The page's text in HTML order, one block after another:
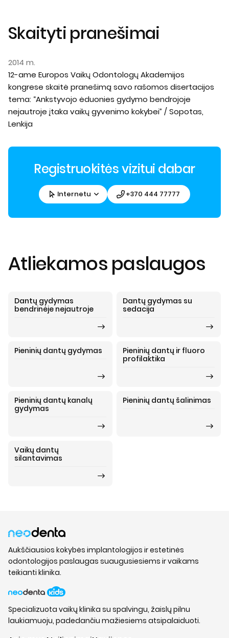
Skaityti pranešimai
2014 m.
12-ame Europos Vaikų Odontologų Akademijos
kongrese skaitė pranešimą savo rašomos disertacijos
tema: “Ankstyvojo ėduonies gydymo bendrojoje
nejautroje įtaka vaikų gyvenimo kokybei” / Sopotas,
Lenkija
Registruokitės vizitui dabar
Internetu +370 444 77777
Atliekamos paslaugos
Dantų gydymas
bendrinėje nejautroje
Dantų gydymas su
sedacija
Pieninių dantų gydymas
Pieninių dantų ir fluoro
profilaktika
Pieninių dantų kanalų
gydymas
Pieninių dantų šalinimas
Vaikų dantų
silantavimas
Aukščiausios kokybės implantologijos ir estetinės
odontologijos paslaugas suaugusiesiems ir vaikams
teikianti klinika.
Specializuota vaikų klinika su spalvingu, žaislų pilnu
laukiamuoju, padedančiu mažiesiems atsipalaiduoti.